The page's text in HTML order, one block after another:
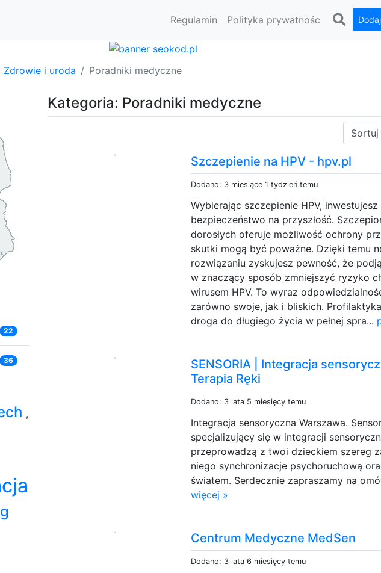
Regulamin Polityka prywatnośc
Zdrowie i uroda Poradniki medyczne
Kategoria: Poradniki medyczne
Sortuj:
Szczepienie na HPV - hpv.pl
Dodano: 3 miesiące 1 tydzień temu
Wybierając szczepienie HPV,
bezpieczeństwo na przyszłość.
dorosłych oferuje możliwość ochrony
skutki mogą być poważne. Dzięki temu
rozwiązaniu zyskujesz pewność, że
w znaczący sposób zmniejszyć ryzyko
wirusem HPV. To wyraz
zarówno swoje, jak i bliskich.
droga do długiego życia w pełnej spra...
SENSORIA | Integracja
Terapia Ręki
Dodano: 3 lata 5 miesięcy temu
Integracja sensoryczna Warszawa.
specjalizujący się w integracji
przeprowadzą z twoi dzieckiem szereg
niego synchronizacje psychoruchową
światem. Serdecznie zapraszamy na
więcej »
Centrum Medyczne MedSen
Dodano: 3 lata 6 miesięcy temu
22
36
,